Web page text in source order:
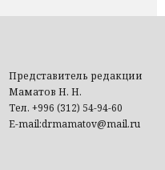
Представитель редакции
Маматов Н. Н.
Тел. +996 (312) 54-94-60
E-mail:drmamatov@mail.ru